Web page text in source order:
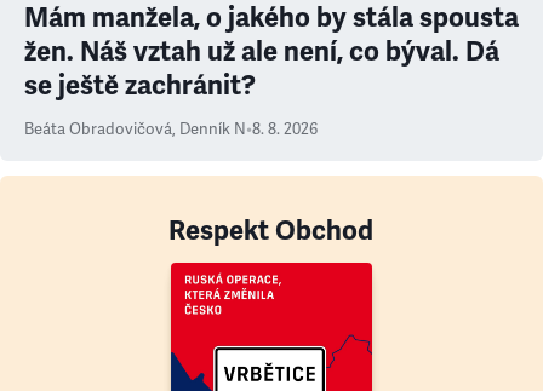
Mám manžela, o jakého by stála spousta
žen. Náš vztah už ale není, co býval. Dá
se ještě zachránit?
Beáta Obradovičová, Denník N•8. 8. 2026
Respekt Obchod